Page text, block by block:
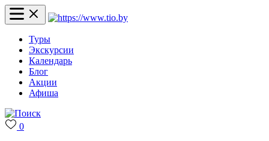
Туры
Экскурсии
Календарь
Блог
Акции
Афиша
0